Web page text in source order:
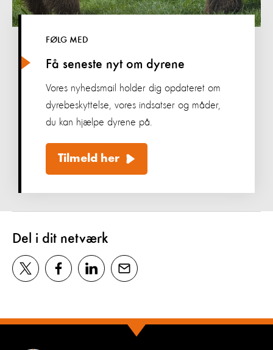
Få seneste nyt om dyrene
FØLG MED
Vores nyhedsmail holder dig opdateret om
dyrebeskyttelse, vores indsatser og måder,
du kan hjælpe dyrene på.
Tilmeld her
Del i dit netværk